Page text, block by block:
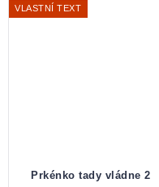
VLASTNÍ TEXT
Prkénko tady vládne 2